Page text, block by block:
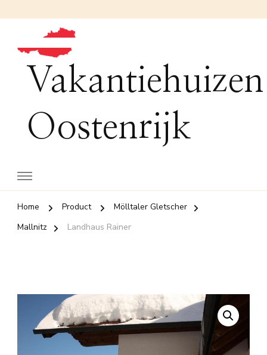
Vakantiehuizen
Oostenrijk
Home Product
Mölltaler Gletscher
Mallnitz
Landhaus Rainer